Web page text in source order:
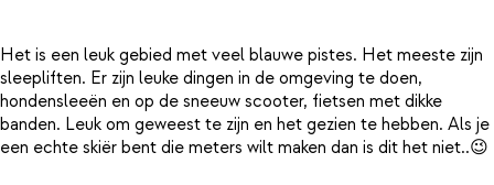
Het is een leuk gebied met veel blauwe pistes. Het meeste zijn
sleepliften. Er zijn leuke dingen in de omgeving te doen,
hondensleeën en op de sneeuw scooter, fietsen met dikke
banden. Leuk om geweest te zijn en het gezien te hebben. Als je